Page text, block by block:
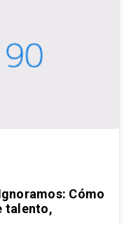
Cómo
talento,